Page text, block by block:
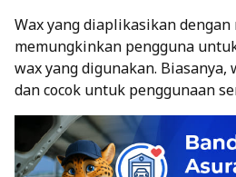
Wax yang diaplikasikan dengan
memungkinkan pengguna
wax yang digunakan.
dan cocok untuk penggunaan